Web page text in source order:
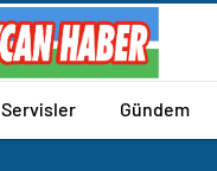
Servisler Gündem